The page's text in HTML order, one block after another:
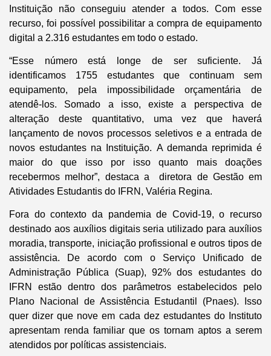
Instituição não conseguiu atender a todos. Com esse
recurso, foi possível possibilitar a compra de equipamento
digital a 2.316 estudantes em todo o estado.
“Esse número está longe de ser suficiente. Já
identificamos 1755 estudantes que continuam sem
equipamento, pela impossibilidade orçamentária de
atendê-los. Somado a isso, existe a perspectiva de
alteração deste quantitativo, uma vez que haverá
lançamento de novos processos seletivos e a entrada de
novos estudantes na Instituição. A demanda reprimida é
maior do que isso por isso quanto mais doações
recebermos melhor”, destaca a diretora de Gestão em
Atividades Estudantis do IFRN, Valéria Regina.
Fora do contexto da pandemia de Covid-19, o recurso
destinado aos auxílios digitais seria utilizado para auxílios
moradia, transporte, iniciação profissional e outros tipos de
assistência. De acordo com o Serviço Unificado de
Administração Pública (Suap), 92% dos estudantes do
IFRN estão dentro dos parâmetros estabelecidos pelo
Plano Nacional de Assistência Estudantil (Pnaes). Isso
quer dizer que nove em cada dez estudantes do Instituto
apresentam renda familiar que os tornam aptos a serem
atendidos por políticas assistenciais.